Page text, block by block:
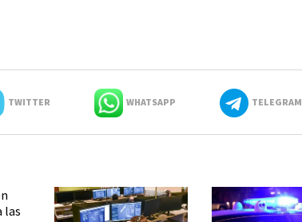
TWITTER WHATSAPP TELEGRAM